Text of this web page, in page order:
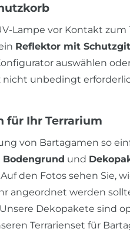
Lampe vor Kontakt
Reflektor mit
auswählen
unbedingt
für Ihr Terrarium
von Bartagamen so
Bodengrund und
den Fotos sehen Sie,
angeordnet werden
Dekopakete sind
Terrarienset für